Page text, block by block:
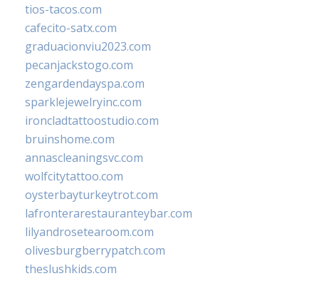
tios-tacos.com
cafecito-satx.com
graduacionviu2023.com
pecanjackstogo.com
zengardendayspa.com
sparklejewelryinc.com
ironcladtattoostudio.com
bruinshome.com
annascleaningsvc.com
wolfcitytattoo.com
oysterbayturkeytrot.com
lafronterarestauranteybar.com
lilyandrosetearoom.com
olivesburgberrypatch.com
theslushkids.com